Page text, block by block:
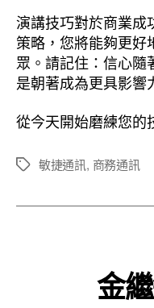
演講技巧對於商業成
策略，您將能夠更好
眾。請記住：信心隨
是朝著成為更具影響
從今天開始磨練您的
標
敏捷通訊, 商務通訊
金